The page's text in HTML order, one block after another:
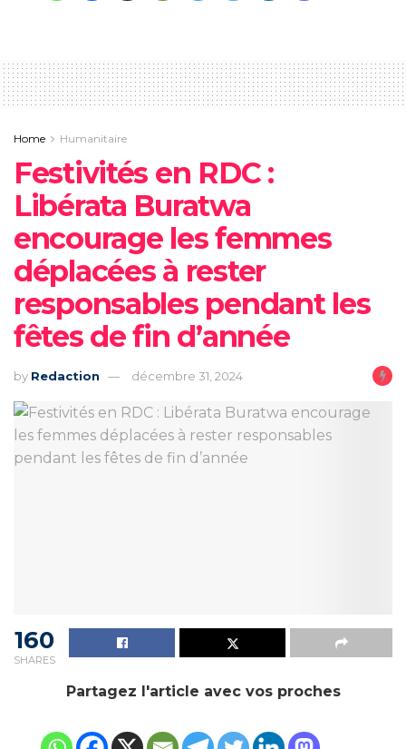
Home Humanitaire
Festivités en RDC :
Libérata Buratwa
encourage les femmes
déplacées à rester
responsables pendant les
fêtes de fin d’année
by Redaction décembre 31, 2024
160
SHARES
Partagez l'article avec vos proches